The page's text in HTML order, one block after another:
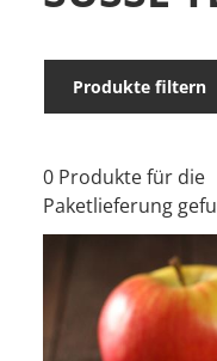
Produkte filtern
0 Produkte für die
Paketlieferung